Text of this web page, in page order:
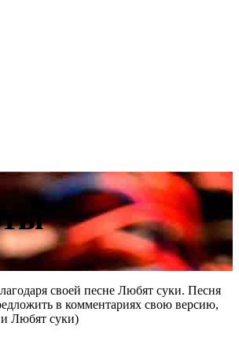
своей песне Любят суки. Песня
в комментариях свою версию,
Любят суки)